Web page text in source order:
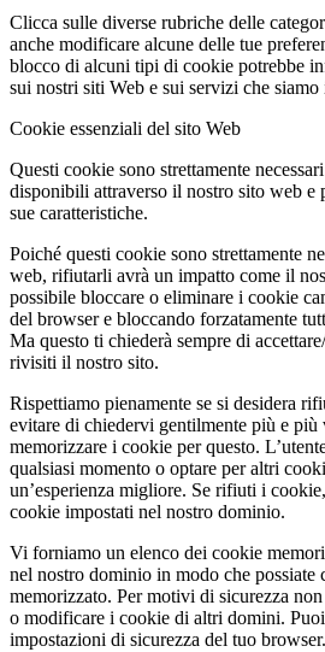
Clicca sulle diverse rubriche delle
anche modificare alcune delle tue
blocco di alcuni tipi di cookie potrebbe
sui nostri siti Web e sui servizi che
Cookie essenziali del sito Web
Questi cookie sono strettamente
disponibili attraverso il nostro sito web e
sue caratteristiche.
Poiché questi cookie sono strettamente
web, rifiutarli avrà un impatto come il
possibile bloccare o eliminare i cookie
del browser e bloccando forzatamente
Ma questo ti chiederà sempre di
rivisiti il nostro sito.
Rispettiamo pienamente se si desidera
evitare di chiedervi gentilmente più e più
memorizzare i cookie per questo.
qualsiasi momento o optare per altri
un’esperienza migliore. Se rifiuti i
cookie impostati nel nostro dominio.
Vi forniamo un elenco dei cookie
nel nostro dominio in modo che possiate
memorizzato. Per motivi di sicurezza
o modificare i cookie di altri domini.
impostazioni di sicurezza del tuo browser.